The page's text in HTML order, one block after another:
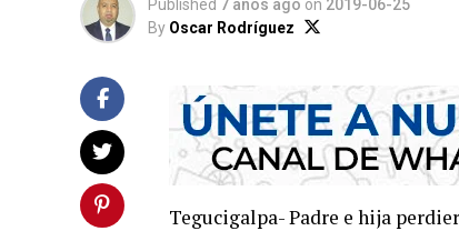
Published 7 años ago on 2019-06-25
By Oscar Rodríguez
Tegucigalpa- Padre e hija